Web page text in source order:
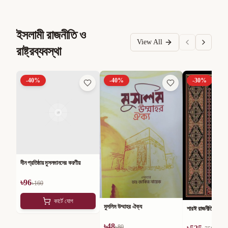
ইসলামী রাজনীতি ও
রাষ্ট্রব্যবস্থা
View All
-40%
দীন প্রতিষ্ঠায় মুসলমানদের করণীয়
৳96৳160
কার্টে যোগ
-40%
মুসলিম উম্মাহর ঐক্য
-30%
শারঈ রাজনীতি